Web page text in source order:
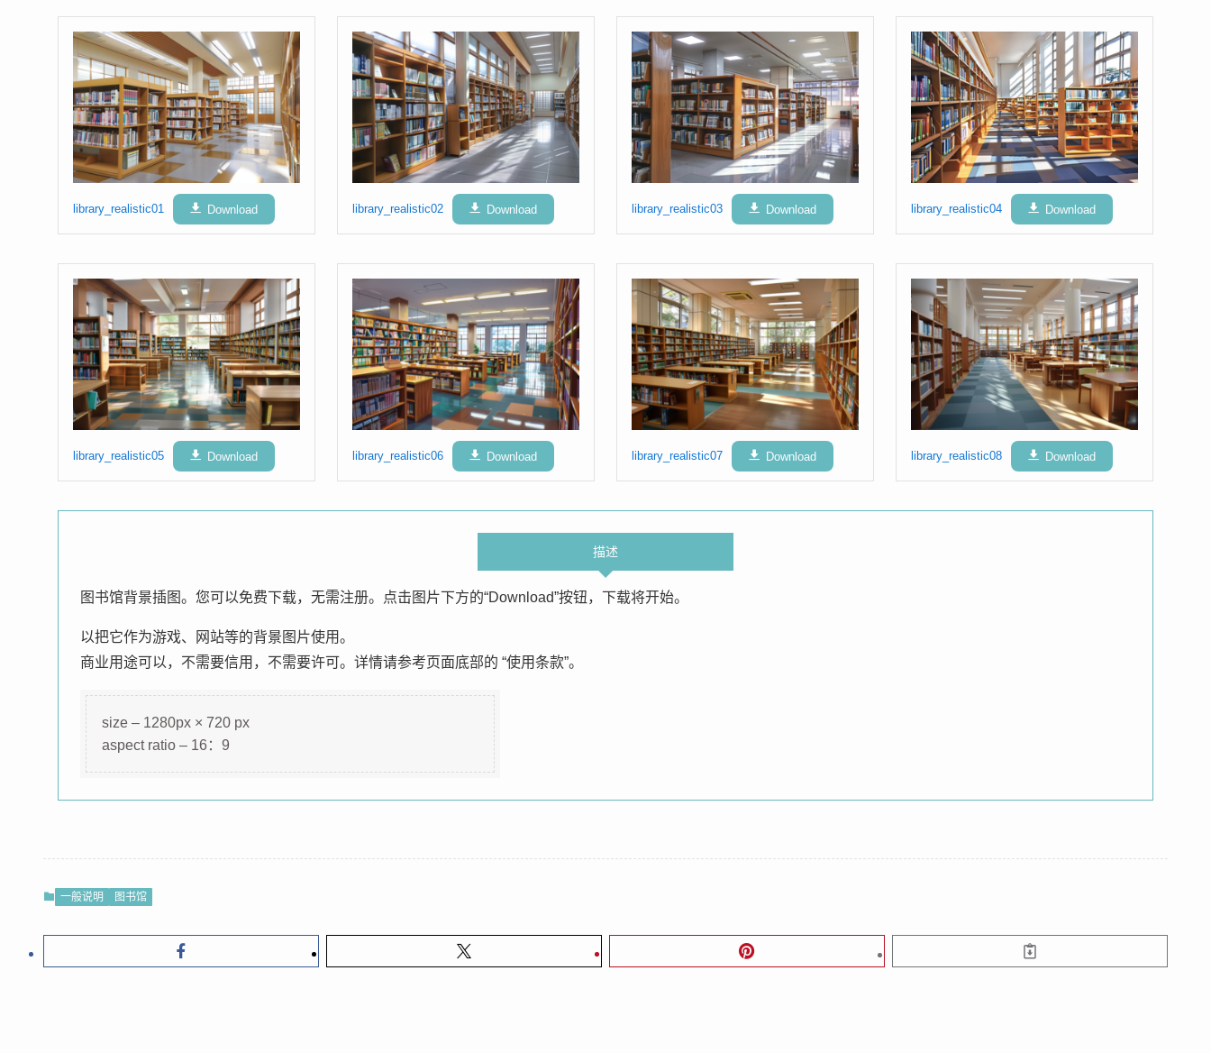
library_realistic01 Download library_realistic02 Download library_realistic03 Download library_realistic04 Download
library_realistic05 Download library_realistic06 Download library_realistic07 Download library_realistic08 Download
描述
图书馆背景插图。您可以免费下载，无需注册。点击图片下方的“Download”按钮，下载将开始。
以把它作为游戏、网站等的背景图片使用。
商业用途可以，不需要信用，不需要许可。详情请参考页面底部的 “使用条款”。
size – 1280px × 720 px
aspect ratio – 16：9
一般说明 图书馆